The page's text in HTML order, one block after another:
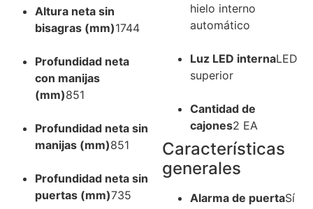
Altura neta sin
bisagras (mm)1744
Profundidad neta
con manijas
(mm)851
Profundidad neta sin
manijas (mm)851
Profundidad neta sin
puertas (mm)735
hielo interno
automático
Luz LED internaLED
superior
Cantidad de
cajones2 EA
Características
generales
Alarma de puertaSí